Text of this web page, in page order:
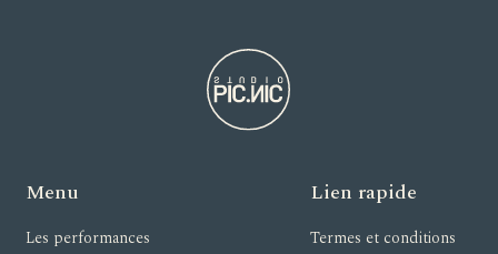
Menu
Les performances
Lien rapide
Termes et conditions